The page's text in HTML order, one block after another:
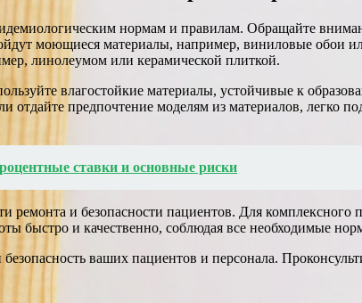
нормам и правилам. Обращайте
моющиеся материалы, например, виниловые обои
линолеумом или керамической плиткой.
влагостойкие материалы, устойчивые к
предпочтение моделям из материалов, легко
ставки и основные риски
ремонта и безопасности пациентов. Для
быстро и качественно, соблюдая все необходимые
ваших пациентов и персонала.